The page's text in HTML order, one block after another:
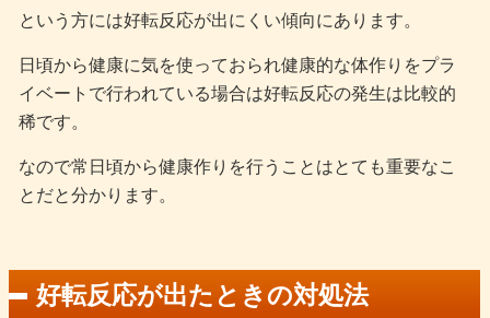
という方には好転反応が出にくい傾向にあります。
日頃から健康に気を使っておられ健康的な体作りをプラ
イベートで行われている場合は好転反応の発生は比較的
稀です。
なので常日頃から健康作りを行うことはとても重要なこ
とだと分かります。
好転反応が出たときの対処法